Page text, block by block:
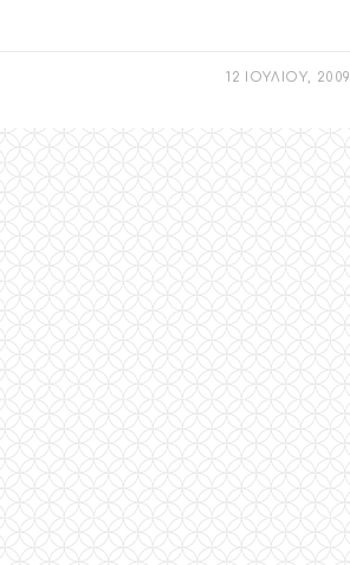
12 ΙΟΥΛΙΟΥ, 2009